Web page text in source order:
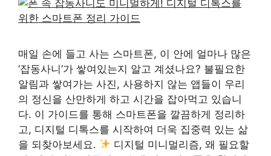
매일 손에 들고 사는 스마트폰, 이 안에 얼마나 많은
‘잡동사니’가 쌓여있는지 알고 계셨나요? 불필요한
알림과 쌓여가는 사진, 사용하지 않는 앱들이 우리
의 정신을 산만하게 하고 시간을 잡아먹고 있습니
다. 이 가이드를 통해 스마트폰을 깔끔하게 정리하
고, 디지털 디톡스를 시작하여 더욱 집중력 있는 삶
을 되찾아보세요.
디지털 미니멀리즘, 왜 필요할